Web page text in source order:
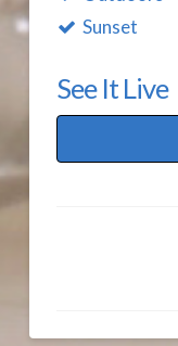
Sunset
See It Live